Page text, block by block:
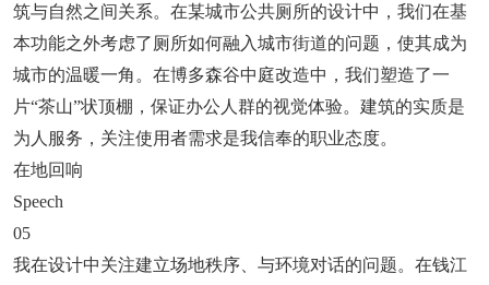
筑与自然之间关系。在某城市公共厕所的设计中，我们在基
本功能之外考虑了厕所如何融入城市街道的问题，使其成为
城市的温暖一角。在博多森谷中庭改造中，我们塑造了一
片“茶山”状顶棚，保证办公人群的视觉体验。建筑的实质是
为人服务，关注使用者需求是我信奉的职业态度。
在地回响
Speech
05
我在设计中关注建立场地秩序、与环境对话的问题。在钱江